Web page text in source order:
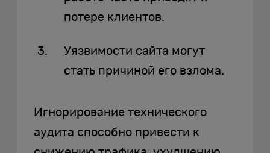
потере клиентов.
Уязвимости сайта могут
стать причиной его взлома.
Игнорирование технического
аудита способно привести к